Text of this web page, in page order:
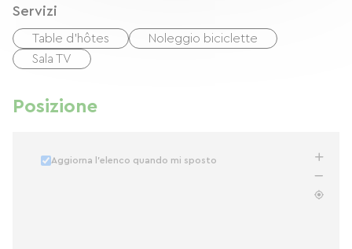
Servizi
Table d'hôtes
Noleggio biciclette
Sala TV
Posizione
Aggiorna l'elenco quando mi sposto